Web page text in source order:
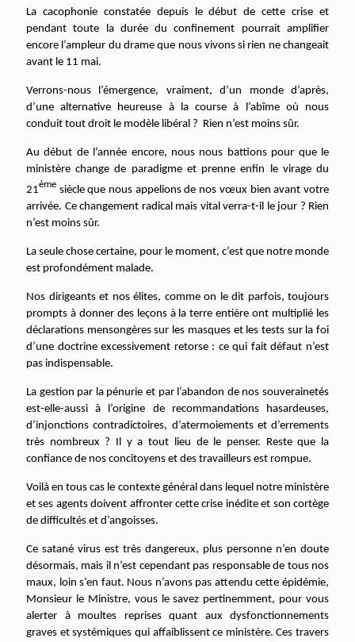
La cacophonie constatée depuis le début de cette crise et
pendant toute la durée du confinement pourrait amplifier
encore l’ampleur du drame que nous vivons si rien ne changeait
avant le 11 mai.
Verrons-nous l’émergence, vraiment, d’un monde d’après,
d’une alternative heureuse à la course à l’abîme où nous
conduit tout droit le modèle libéral ? Rien n’est moins sûr.
Au début de l’année encore, nous nous battions pour que le
ministère change de paradigme et prenne enfin le virage du
21ème siècle que nous appelions de nos vœux bien avant votre
arrivée. Ce changement radical mais vital verra-t-il le jour ? Rien
n’est moins sûr.
La seule chose certaine, pour le moment, c’est que notre monde
est profondément malade.
Nos dirigeants et nos élites, comme on le dit parfois, toujours
prompts à donner des leçons à la terre entière ont multiplié les
déclarations mensongères sur les masques et les tests sur la foi
d’une doctrine excessivement retorse : ce qui fait défaut n’est
pas indispensable.
La gestion par la pénurie et par l’abandon de nos souverainetés
est-elle-aussi à l’origine de recommandations hasardeuses,
d’injonctions contradictoires, d’atermoiements et d’errements
très nombreux ? Il y a tout lieu de le penser. Reste que la
confiance de nos concitoyens et des travailleurs est rompue.
Voilà en tous cas le contexte général dans lequel notre ministère
et ses agents doivent affronter cette crise inédite et son cortège
de difficultés et d’angoisses.
Ce satané virus est très dangereux, plus personne n’en doute
désormais, mais il n’est cependant pas responsable de tous nos
maux, loin s’en faut. Nous n’avons pas attendu cette épidémie,
Monsieur le Ministre, vous le savez pertinemment, pour vous
alerter à moultes reprises quant aux dysfonctionnements
graves et systémiques qui affaiblissent ce ministère. Ces travers